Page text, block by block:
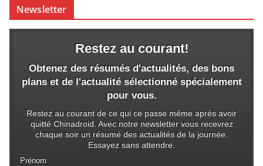
Newsletter
Restez au courant!
Obtenez des résumés d'actualités, des bons
plans et de l'actualité sélectionné spécialement
pour vous.
Restez au courant de ce qui ce passe même après avoir
quitté Chinadroid. Avec notre newsletter vous recevrez
chaque soir un résumé des actualités de la journée.
Essayez sans attendre.
Prénom